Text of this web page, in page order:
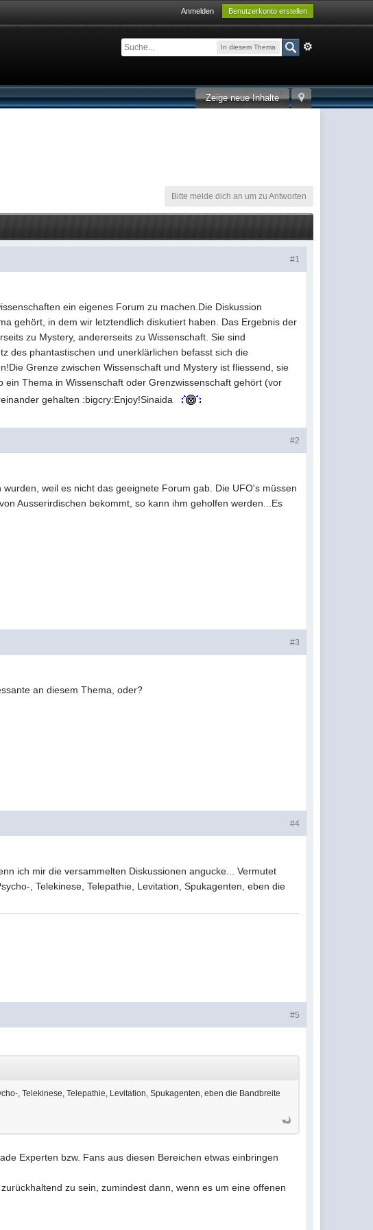
Anmelden Benutzerkonto erstellen
In diesem Thema
Zeige neue Inhalte
Bitte melde dich an um zu Antworten
#1
ein eigenes Forum zu machen.Die Diskussion
gehört, in dem wir letztendlich diskutiert haben. Das Ergebnis der
zu Mystery, andererseits zu Wissenschaft. Sie sind
des phantastischen und unerklärlichen befasst sich die
Grenze zwischen Wissenschaft und Mystery ist fliessend, sie
Thema in Wissenschaft oder Grenzwissenschaft gehört (vor
gehalten :bigcry:Enjoy!Sinaida
#2
weil es nicht das geeignete Forum gab. Die UFO's müssen
Ausserirdischen bekommt, so kann ihm geholfen werden...Es
#3
an diesem Thema, oder?
#4
ich mir die versammelten Diskussionen angucke... Vermutet
, Telekinese, Telepathie, Levitation, Spukagenten, eben die
#5
, Telekinese, Telepathie, Levitation, Spukagenten, eben die Bandbreite
Experten bzw. Fans aus diesen Bereichen etwas einbringen
zu sein, zumindest dann, wenn es um eine offenen